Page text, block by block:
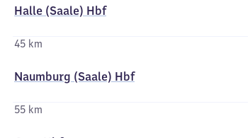
Halle (Saale) Hbf
45 km
Naumburg (Saale) Hbf
55 km